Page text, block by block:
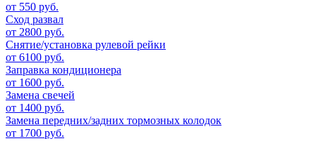
от 550 руб.
Сход развал
от 2800 руб.
Снятие/установка рулевой рейки
от 6100 руб.
Заправка кондиционера
от 1600 руб.
Замена свечей
от 1400 руб.
Замена передних/задних тормозных колодок
от 1700 руб.